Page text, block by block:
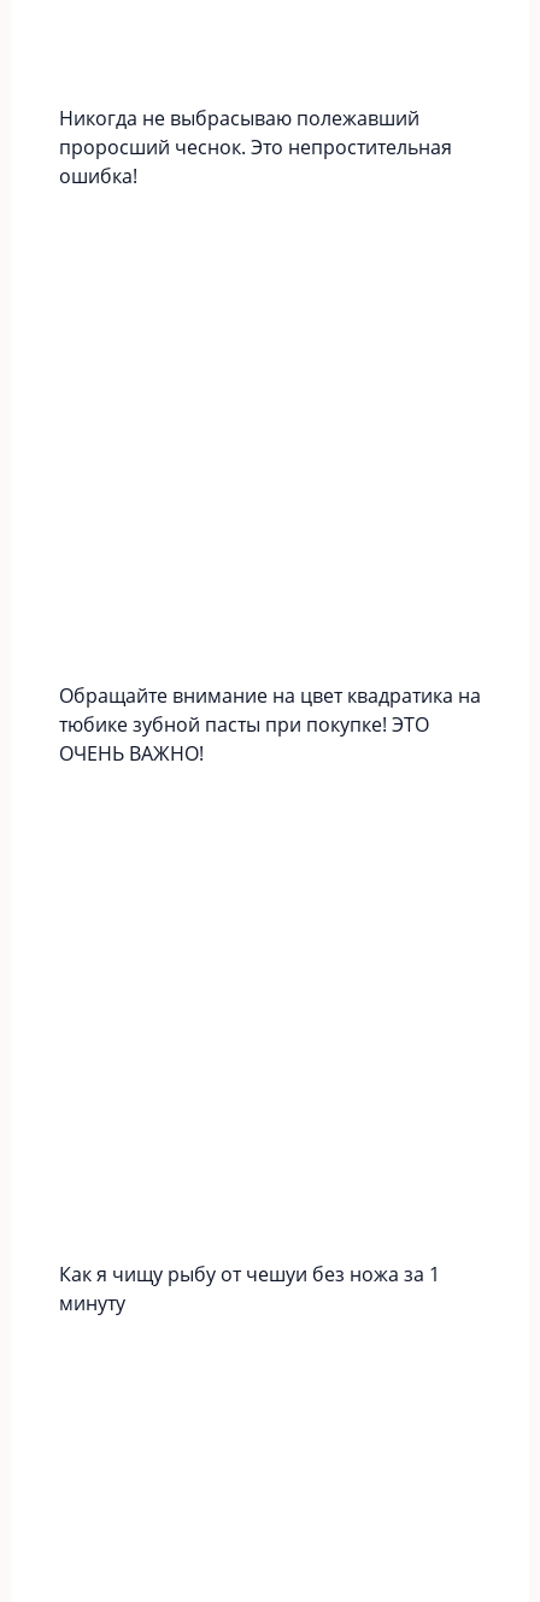
Никогда не выбрасываю полежавший
проросший чеснок. Это непростительная
ошибка!
Обращайте внимание на цвет квадратика на
тюбике зубной пасты при покупке! ЭТО
ОЧЕНЬ ВАЖНО!
Как я чищу рыбу от чешуи без ножа за 1
минуту